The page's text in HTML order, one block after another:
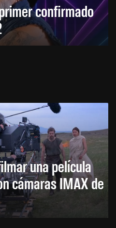
confirmado
una película
cámaras IMAX de